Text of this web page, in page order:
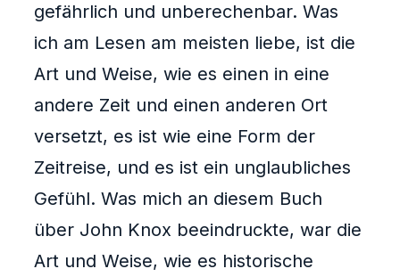
gefährlich und unberechenbar. Was
ich am Lesen am meisten liebe, ist die
Art und Weise, wie es einen in eine
andere Zeit und einen anderen Ort
versetzt, es ist wie eine Form der
Zeitreise, und es ist ein unglaubliches
Gefühl. Was mich an diesem Buch
über John Knox beeindruckte, war die
Art und Weise, wie es historische